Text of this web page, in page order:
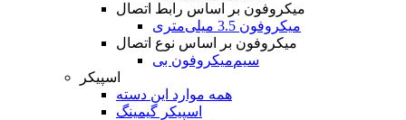
میکروفون بر اساس رابط اتصال
میکروفون 3.5 میلی‌متری
میکروفون بر اساس نوع اتصال
میکروفون بی‌‎سیم
اسپیکر
همه موارد این دسته
اسپیکر گیمینگ